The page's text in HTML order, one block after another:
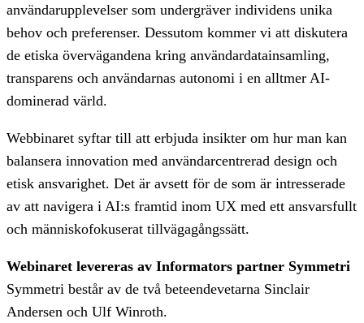
användarupplevelser som undergräver individens unika
behov och preferenser. Dessutom kommer vi att diskutera
de etiska övervägandena kring användardatainsamling,
transparens och användarnas autonomi i en alltmer AI-
dominerad värld.
Webbinaret syftar till att erbjuda insikter om hur man kan
balansera innovation med användarcentrerad design och
etisk ansvarighet. Det är avsett för de som är intresserade
av att navigera i AI:s framtid inom UX med ett ansvarsfullt
och människofokuserat tillvägagångssätt.
Webinaret levereras av Informators partner Symmetri
Symmetri består av de två beteendevetarna Sinclair
Andersen och Ulf Winroth.